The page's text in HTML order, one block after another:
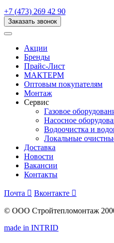
+7 (473) 269 42 90
Заказать звонок
Акции
Бренды
Прайс-Лист
МАКТЕРМ
Оптовым покупателям
Монтаж
Сервис
Газовое
Насосное
Водоочистка и
Локальные
Доставка
Новости
Вакансии
Контакты
Почта  Вконтакте 
© ООО Стройтепломонтаж
made in INTRID